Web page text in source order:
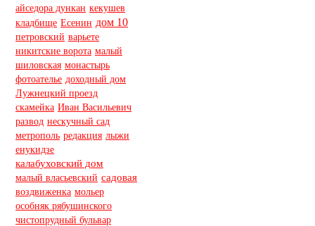
айседора дункан кекушев
кладбище Есенин дом 10
петровский варьете
никитские ворота малый
шиловская монастырь
фотоателье доходный дом
Лужнецкий проезд
скамейка Иван Васильевич
развод нескучный сад
метрополь редакция лыжи
енукидзе
калабуховский дом
малый власьевский садовая
воздвиженка мольер
особняк рябушинского
чистопрудный бульвар